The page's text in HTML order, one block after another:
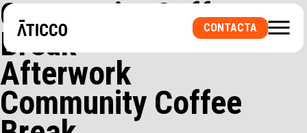
CONTACTA
Community Coffee
Break
Afterwork
Community Coffee
¿BUSCAS UN ESPACIO DE COWORKING O UNA
OFICINA PRIVADA? ¿UNA SALA PARA
EVENTOS?